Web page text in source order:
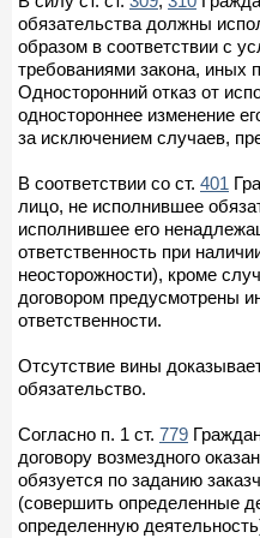
обязательства должны
образом в соответствии с
требованиями закона, иных
Односторонний отказ от
одностороннее изменение
за исключением случаев,
В соответствии со ст. 401
лицо, не исполнившее
исполнившее его
ответственность при
неосторожности), кроме
договором предусмотрены
ответственности.
Отсутствие вины
обязательство.
Согласно п. 1 ст. 779
договору возмездного
обязуется по заданию
(совершить определенные
определенную